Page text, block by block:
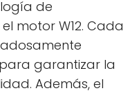
de
motor W12. Cada
garantizar la
Además, el